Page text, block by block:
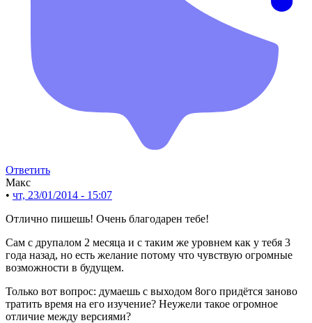
Ответить
Макс
• чт, 23/01/2014 - 15:07
Отлично пишешь! Очень благодарен тебе!
Сам с друпалом 2 месяца и с таким же уровнем как у тебя 3
года назад, но есть желание потому что чувствую огромные
возможности в будущем.
Только вот вопрос: думаешь с выходом 8ого придётся заново
тратить время на его изучение? Неужели такое огромное
отличие между версиями?